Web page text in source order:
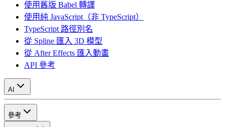
使用舊版 Babel 轉譯
使用純 JavaScript（非 TypeScript）
TypeScript 路徑別名
從 Spline 匯入 3D 模型
從 After Effects 匯入動畫
API 參考
AI
參考